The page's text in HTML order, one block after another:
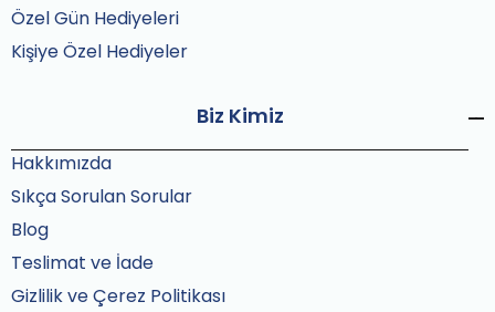
Özel Gün Hediyeleri
Kişiye Özel Hediyeler
Biz Kimiz
Hakkımızda
Sıkça Sorulan Sorular
Blog
Teslimat ve İade
Gizlilik ve Çerez Politikası